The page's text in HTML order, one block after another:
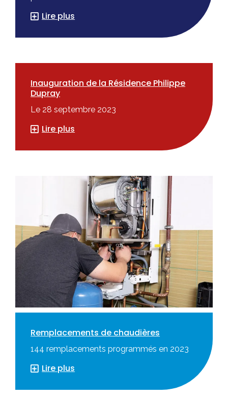
Lire plus
Inauguration de la Résidence Philippe
Dupray
Le 28 septembre 2023
Lire plus
Remplacements de chaudières
144 remplacements programmés en 2023
Lire plus